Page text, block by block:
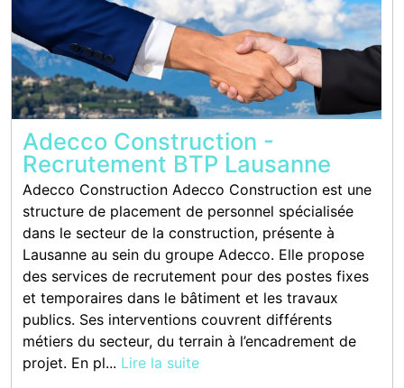
Adecco Construction -
Recrutement BTP Lausanne
Adecco Construction Adecco Construction est une
structure de placement de personnel spécialisée
dans le secteur de la construction, présente à
Lausanne au sein du groupe Adecco. Elle propose
des services de recrutement pour des postes fixes
et temporaires dans le bâtiment et les travaux
publics. Ses interventions couvrent différents
métiers du secteur, du terrain à l’encadrement de
projet. En pl... Lire la suite